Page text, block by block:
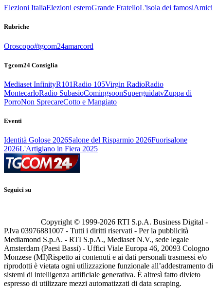
Elezioni ItaliaElezioni esteroGrande FratelloL'isola dei famosiAmici
Rubriche
Oroscopo#tgcom24amarcord
Tgcom24 Consiglia
Mediaset InfinityR101Radio 105Virgin RadioRadio
MontecarloRadio SubasioComingsoonSuperguidatvZuppa di
PorroNon SprecareCotto e Mangiato
Eventi
Identità Golose 2026Salone del Risparmio 2026Fuorisalone
2026L'Artigiano in Fiera 2025
Seguici su
Copyright © 1999-2026 RTI S.p.A. Business Digital -
P.Iva 03976881007 - Tutti i diritti riservati - Per la pubblicità
Mediamond S.p.A. - RTI S.p.A., Mediaset N.V., sede legale
Amsterdam (Paesi Bassi) - Uffici Viale Europa 46, 20093 Cologno
Monzese (MI)Rispetto ai contenuti e ai dati personali trasmessi e/o
riprodotti è vietata ogni utilizzazione funzionale all’addestramento di
sistemi di intelligenza artificiale generativa. È altresì fatto divieto
espresso di utilizzare mezzi automatizzati di data scraping.